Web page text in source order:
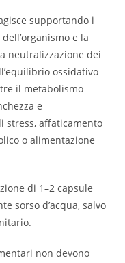
supportando i
e la
neutralizzazione dei
ossidativo
il metabolismo
e
stress, affaticamento
o alimentazione
di 1–2 capsule
sorso d’acqua, salvo
non devono